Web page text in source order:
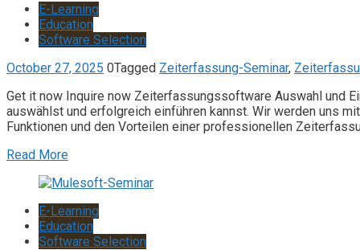
E-Learning
Education
Software Selection
October 27, 2025 0Tagged Zeiterfassung-Seminar,
Get it now Inquire now Zeiterfassungssoftware Auswahl und
auswählst und erfolgreich einführen kannst. Wir werden uns
Funktionen und den Vorteilen einer professionellen
Read More
E-Learning
Education
Software Selection